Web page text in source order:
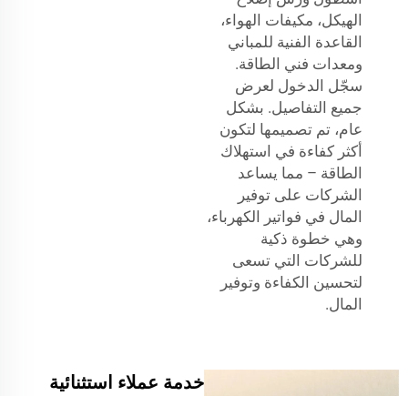
الهيكل، مكيفات الهواء،
القاعدة الفنية للمباني
ومعدات فني الطاقة.
سجّل الدخول لعرض
جميع التفاصيل. بشكل
عام، تم تصميمها لتكون
أكثر كفاءة في استهلاك
الطاقة – مما يساعد
الشركات على توفير
المال في فواتير الكهرباء،
وهي خطوة ذكية
للشركات التي تسعى
لتحسين الكفاءة وتوفير
المال.
خدمة عملاء استثنائية